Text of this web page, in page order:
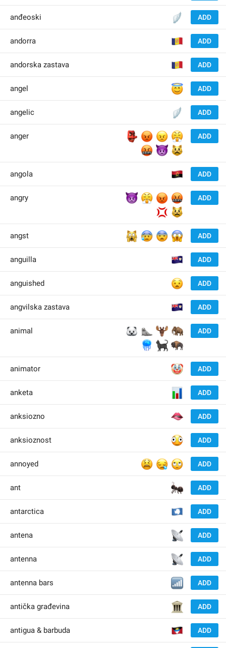
ADD
🪽
anđeoski
ADD
andorra
ADD
andorska zastava
ADD
😇
angel
ADD
🪽
angelic
ADD
👺
😡
😠
😤
🤬
👿
😾
anger
ADD
angola
ADD
👿
😤
😡
🤬
💢
😾
angry
ADD
🙀
😰
😨
😱
angst
ADD
anguilla
ADD
😧
anguished
ADD
angvilska zastava
ADD
🦭
🫎
🦣
🪼
🐈‍⬛
🦬
animal
ADD
🤡
animator
ADD
📊
anketa
ADD
🫦
anksiozno
ADD
🫪
anksioznost
ADD
😫
😪
🙄
annoyed
ADD
🐜
ant
ADD
antarctica
ADD
📡
antena
ADD
📡
antenna
ADD
📶
antenna bars
ADD
🏛
antička građevina
ADD
antigua & barbuda